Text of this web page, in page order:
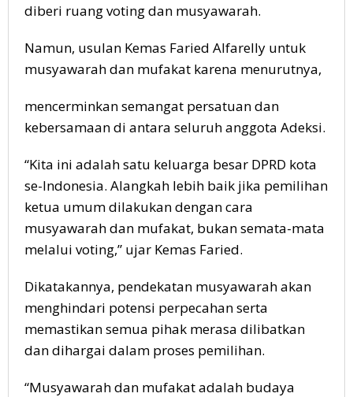
diberi ruang voting dan musyawarah.
Namun, usulan Kemas Faried Alfarelly untuk
musyawarah dan mufakat karena menurutnya,
mencerminkan semangat persatuan dan
kebersamaan di antara seluruh anggota Adeksi.
“Kita ini adalah satu keluarga besar DPRD kota
se-Indonesia. Alangkah lebih baik jika pemilihan
ketua umum dilakukan dengan cara
musyawarah dan mufakat, bukan semata-mata
melalui voting,” ujar Kemas Faried.
Dikatakannya, pendekatan musyawarah akan
menghindari potensi perpecahan serta
memastikan semua pihak merasa dilibatkan
dan dihargai dalam proses pemilihan.
“Musyawarah dan mufakat adalah budaya